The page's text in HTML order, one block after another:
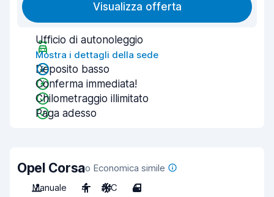
Visualizza offerta
Ufficio di autonoleggio
Mostra i dettagli della sede
Deposito basso
Conferma immediata!
Chilometraggio illimitato
Paga adesso
Opel Corsao Economica simile
Manuale
4 A/C 4